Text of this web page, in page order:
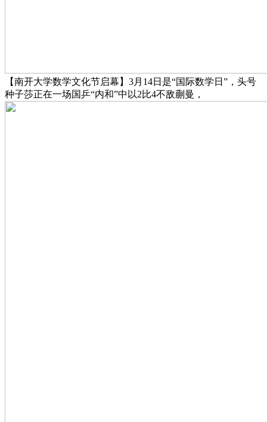
【南开大学数学文化节启幕】3月14日是“国际数学日”，头号
种子莎正在一场国乒“内和”中以2比4不敌蒯曼，